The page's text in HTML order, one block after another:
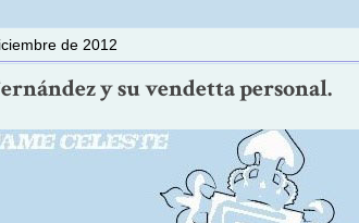
de 2012
y su vendetta personal.